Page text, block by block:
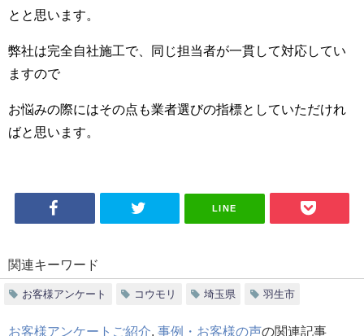
とと思います。
弊社は完全自社施工で、同じ担当者が一貫して対応してい
ますので
お悩みの際にはその点も業者選びの指標としていただけれ
ばと思います。
LINE
関連キーワード
お客様アンケート コウモリ 埼玉県 羽生市
お客様アンケートご紹介 事例・お客様の声の関連記事